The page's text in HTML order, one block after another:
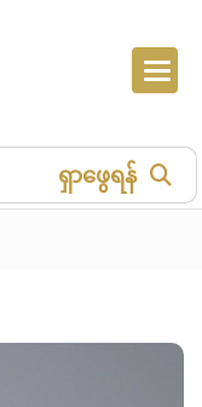
ရှာဖွေရန်